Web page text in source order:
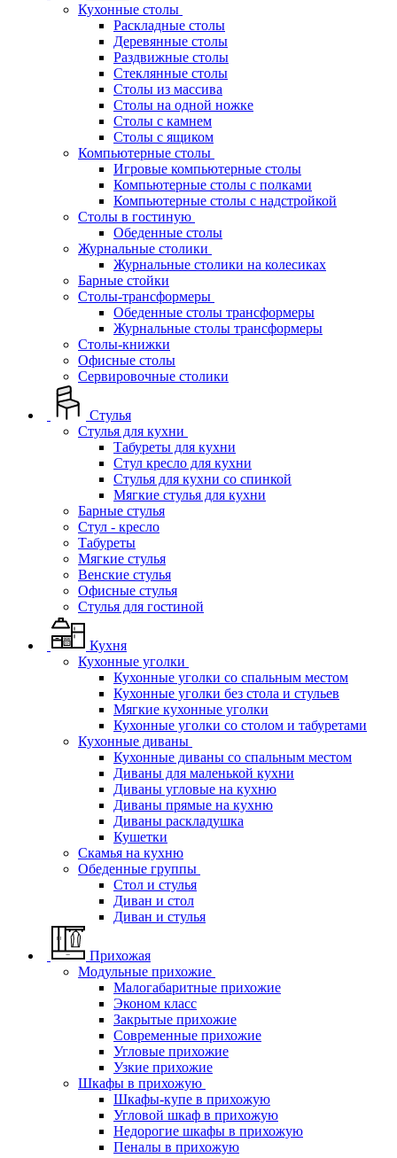
Кухонные столы
Раскладные столы
Деревянные столы
Раздвижные столы
Стеклянные столы
Столы из массива
Столы на одной ножке
Столы с камнем
Столы с ящиком
Компьютерные столы
Игровые компьютерные столы
Компьютерные столы с полками
Компьютерные столы с надстройкой
Столы в гостиную
Обеденные столы
Журнальные столики
Журнальные столики на колесиках
Барные стойки
Столы-трансформеры
Обеденные столы трансформеры
Журнальные столы трансформеры
Столы-книжки
Офисные столы
Сервировочные столики
Стулья
Стулья для кухни
Табуреты для кухни
Стул кресло для кухни
Стулья для кухни со спинкой
Мягкие стулья для кухни
Барные стулья
Стул - кресло
Табуреты
Мягкие стулья
Венские стулья
Офисные стулья
Стулья для гостиной
Кухня
Кухонные уголки
Кухонные уголки со спальным местом
Кухонные уголки без стола и стульев
Мягкие кухонные уголки
Кухонные уголки со столом и табуретами
Кухонные диваны
Кухонные диваны со спальным местом
Диваны для маленькой кухни
Диваны угловые на кухню
Диваны прямые на кухню
Диваны раскладушка
Кушетки
Скамья на кухню
Обеденные группы
Стол и стулья
Диван и стол
Диван и стулья
Прихожая
Модульные прихожие
Малогабаритные прихожие
Эконом класс
Закрытые прихожие
Современные прихожие
Угловые прихожие
Узкие прихожие
Шкафы в прихожую
Шкафы-купе в прихожую
Угловой шкаф в прихожую
Недорогие шкафы в прихожую
Пеналы в прихожую